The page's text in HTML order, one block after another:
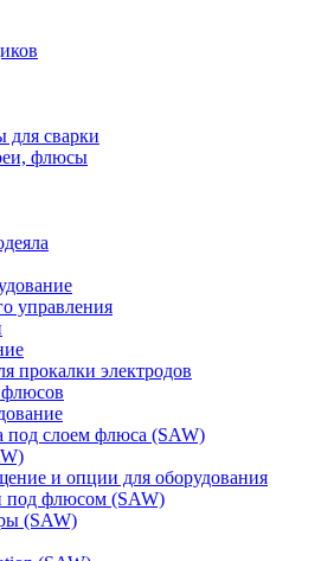
для сварки
флюсы
управления
прокалки электродов
под слоем флюса (SAW)
и опции для оборудования
под флюсом (SAW)
(SAW)